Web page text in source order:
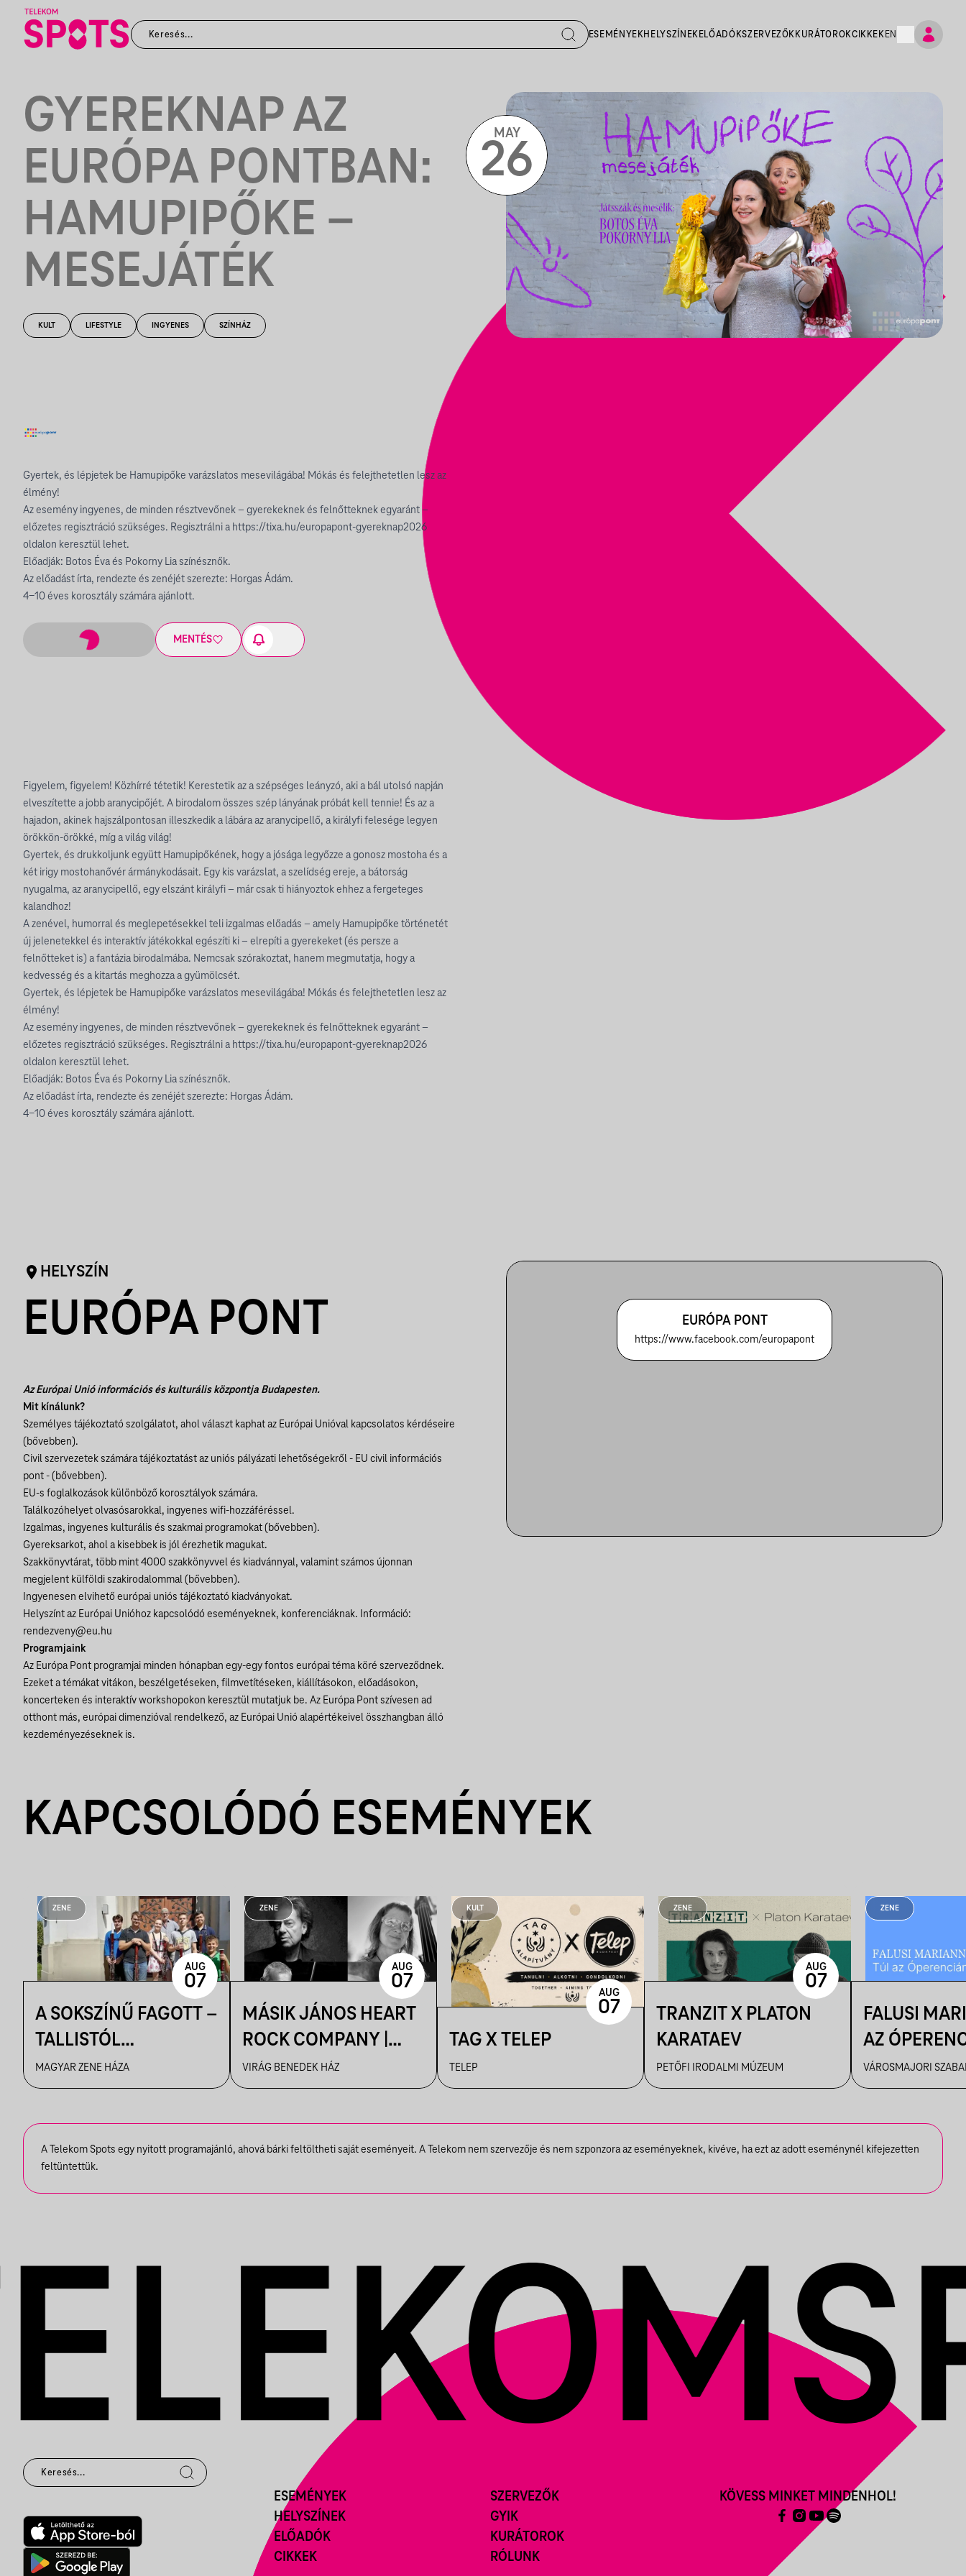
ESEMÉNYEKHELYSZÍNEK ELŐADÓKSZERVEZŐK KURÁTOROKCIKKEK EN
GYEREKNAP AZ
EURÓPA PONTBAN:
HAMUPIPŐKE –
MESEJÁTÉK
KULT LIFESTYLE INGYENES SZÍNHÁZ
Gyertek, és lépjetek be Hamupipőke varázslatos mesevilágába! Mókás és felejthetetlen lesz az
élmény!
Az esemény ingyenes, de minden résztvevőnek – gyerekeknek és felnőtteknek egyaránt –
előzetes regisztráció szükséges. Regisztrálni a https://tixa.hu/europapont-gyereknap2026
oldalon keresztül lehet.
Előadják: Botos Éva és Pokorny Lia színésznők.
Az előadást írta, rendezte és zenéjét szerezte: Horgas Ádám.
4-10 éves korosztály számára ajánlott.
MENTÉS
MAY
26
Figyelem, figyelem! Közhírré tétetik! Kerestetik az a szépséges leányzó, aki a bál utolsó napján
elveszítette a jobb aranycipőjét. A birodalom összes szép lányának próbát kell tennie! És az a
hajadon, akinek hajszálpontosan illeszkedik a lábára az aranycipellő, a királyfi felesége legyen
örökkön-örökké, míg a világ világ!
Gyertek, és drukkoljunk együtt Hamupipőkének, hogy a jósága legyőzze a gonosz mostoha és a
két irigy mostohanővér ármánykodásait. Egy kis varázslat, a szelídség ereje, a bátorság
nyugalma, az aranycipellő, egy elszánt királyfi – már csak ti hiányoztok ehhez a fergeteges
kalandhoz!
A zenével, humorral és meglepetésekkel teli izgalmas előadás – amely Hamupipőke történetét
új jelenetekkel és interaktív játékokkal egészíti ki – elrepíti a gyerekeket (és persze a
felnőtteket is) a fantázia birodalmába. Nemcsak szórakoztat, hanem megmutatja, hogy a
kedvesség és a kitartás meghozza a gyümölcsét.
Gyertek, és lépjetek be Hamupipőke varázslatos mesevilágába! Mókás és felejthetetlen lesz az
élmény!
Az esemény ingyenes, de minden résztvevőnek – gyerekeknek és felnőtteknek egyaránt –
előzetes regisztráció szükséges. Regisztrálni a https://tixa.hu/europapont-gyereknap2026
oldalon keresztül lehet.
Előadják: Botos Éva és Pokorny Lia színésznők.
Az előadást írta, rendezte és zenéjét szerezte: Horgas Ádám.
4-10 éves korosztály számára ajánlott.
HELYSZÍN
EURÓPA PONT
Az Európai Unió információs és kulturális központja Budapesten.
Mit kínálunk?
Személyes tájékoztató szolgálatot, ahol választ kaphat az Európai Unióval kapcsolatos kérdéseire
( bővebben).
Civil szervezetek számára tájékoztatást az uniós pályázati lehetőségekről - EU civil információs
pont - ( bővebben).
EU-s foglalkozások különböző korosztályok számára.
Találkozóhelyet olvasósarokkal, ingyenes wifi-hozzáféréssel.
Izgalmas, ingyenes kulturális és szakmai programokat ( bővebben).
Gyereksarkot, ahol a kisebbek is jól érezhetik magukat.
Szakkönyvtárat, több mint 4000 szakkönyvvel és kiadvánnyal, valamint számos újonnan
megjelent külföldi szakirodalommal ( bővebben).
Ingyenesen elvihető európai uniós tájékoztató kiadványokat.
Helyszínt az Európai Unióhoz kapcsolódó eseményeknek, konferenciáknak. Információ:
rendezveny@eu.hu
Programjaink
Az Európa Pont programjai minden hónapban egy-egy fontos európai téma köré szerveződnek.
Ezeket a témákat vitákon, beszélgetéseken, filmvetítéseken, kiállításokon, előadásokon,
koncerteken és interaktív workshopokon keresztül mutatjuk be. Az Európa Pont szívesen ad
otthont más, európai dimenzióval rendelkező, az Európai Unió alapértékeivel összhangban álló
kezdeményezéseknek is.
EURÓPA PONT
https://www.facebook.com/europapont
KAPCSOLÓDÓ ESEMÉNYEK
ZENE
A SOKSZÍNŰ FAGOTT –
TALLISTÓL
PIAZZOLLÁIG
MAGYAR ZENE HÁZA
AUG
07
ZENE
MÁSIK JÁNOS HEART
ROCK COMPANY |
VBH NYÁR
VIRÁG BENEDEK HÁZ
AUG
07
KULT
TAG X TELEP
TELEP
AUG
07
ZENE
TRANZIT X PLATON
KARATAEV
PETŐFI IRODALMI MÚZEUM
AUG
07
ZENE
FALUSI
AZ
VÁROSMAJORI
A Telekom Spots egy nyitott programajánló, ahová bárki feltöltheti saját eseményeit. A Telekom nem szervezője és nem szponzora az eseményeknek, kivéve, ha ezt az adott eseménynél kifejezetten
feltüntettük.
ESEMÉNYEK
HELYSZÍNEK
ELŐADÓK
CIKKEK
SZERVEZŐK
GYIK
KURÁTOROK
RÓLUNK
KÖVESS MINKET MINDENHOL!